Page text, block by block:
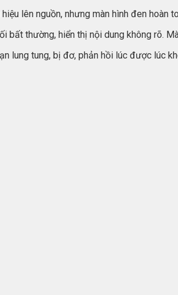
lên nguồn, nhưng màn hình đen hoàn
bất thường, hiển thị nội dung không rõ.
lung tung, bị đơ, phản hồi lúc được lúc